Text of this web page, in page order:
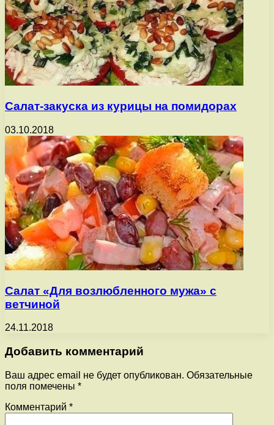
Салат-закуска из курицы на помидорах
03.10.2018
Салат «Для возлюбленного мужа» с
ветчиной
24.11.2018
Добавить комментарий
Ваш адрес email не будет опубликован. Обязательные
поля помечены *
Комментарий *